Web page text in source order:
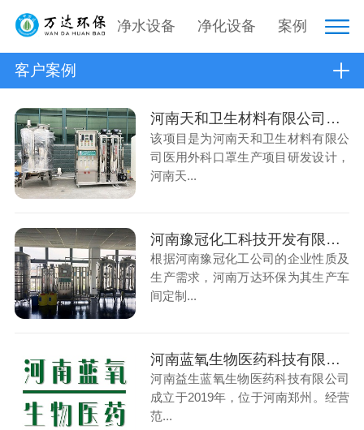
净水设备 净化设备 案例
客户案例
河南天和卫生材料有限公司纯水项目
该项目是为河南天和卫生材料有限公
司医用外科口罩生产项目研发设计，
河南天...
河南豫冠化工科技开发有限公司超纯水项目
根据河南豫冠化工公司的企业性质及
生产需求，河南万达环保为其生产车
间定制...
河南蓝氧生物医药科技有限公司产品净化车间工程
河南益生蓝氧生物医药科技有限公司
成立于2019年，位于河南郑州。经营
范...